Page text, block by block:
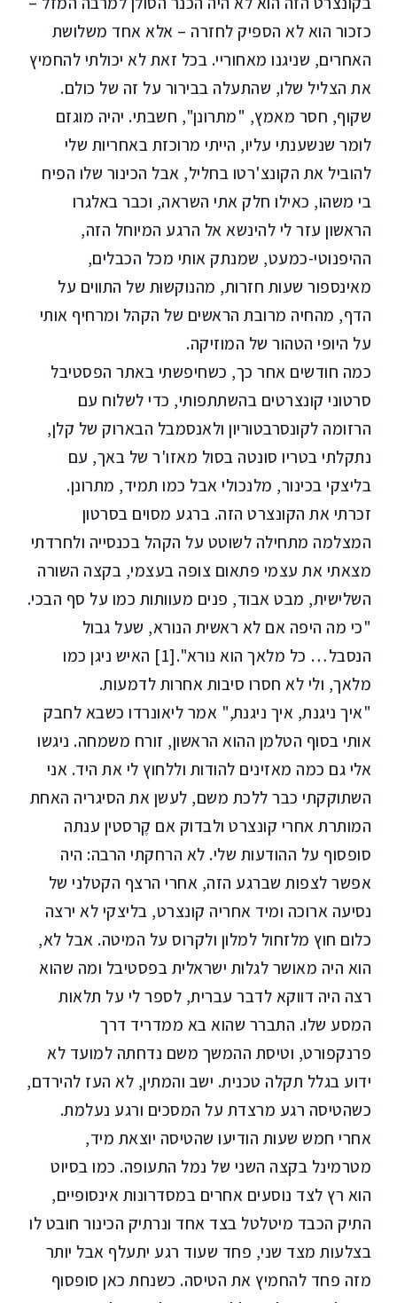
כזכור הוא לא הספיק לחזרה – אלא אחד משלושת
האחרים, שניגנו מאחוריי. בכל זאת לא יכולתי להחמיץ
את הצליל שלו, שהתעלה בבירור על זה של כולם.
שקוף, חסר מאמץ, "מתרונן", חשבתי. יהיה מוגזם
לומר שנשענתי עליו, הייתי מרוכזת באחריות שלי
להוביל את הקונצ'רטו בחליל, אבל הכינור שלו הפיח
בי משהו, כאילו חלק אתי השראה, וכבר באלגרו
הראשון עזר לי להינשא אל הרגע המיוחל הזה,
ההיפנוטי-כמעט, שמנתק אותי מכל הכבלים,
מאינספור שעות חזרות, מהנוקשוּת של התווים על
הדף, מהחיה מרובת הראשים של הקהל ומרחיף אותי
על היופי הטהור של המוזיקה.
כמה חודשים אחר כך, כשחיפשתי באתר הפסטיבל
סרטוני קונצרטים בהשתתפותי, כדי לשלוח עם
הרזומה לקונסרבטוריון ולאנסמבל הבארוק של קלן,
נתקלתי בטריו סונטה בסול מאזו'ר של באך, עם
בליצקי בכינור, מלנכולי אבל כמו תמיד, מתרונן.
זכרתי את הקונצרט הזה. ברגע מסוים בסרטון
המצלמה מתחילה לשוטט על הקהל בכנסייה ולחרדתי
מצאתי את עצמי פתאום צופה בעצמי, בקצה השורה
השלישית, מבט אבוד, פנים מעוותות כמו על סף הבכי.
"כי מה היפה אם לא ראשית הנורא, שעל גבול
הנסבל… כל מלאך הוא נורא".[1] האיש ניגן כמו
מלאך, ולי לא חסרו סיבות אחרות לדמעות.
"איך ניגנת, איך ניגנת," אמר ליאונרדו כשבא לחבק
אותי בסוף הטלמן ההוא הראשון, זורח משמחה. ניגשו
אלי גם כמה מאזינים להודות וללחוץ לי את היד. אני
השתוקקתי כבר ללכת משם, לעשן את הסיגריה האחת
המותרת אחרי קונצרט ולבדוק אם קֶרסטין ענתה
סופסוף על ההודעות שלי. לא הרחקתי הרבה: היה
אפשר לצפות שברגע הזה, אחרי הרצף הקטלני של
נסיעה ארוכה ומיד אחריה קונצרט, בליצקי לא ירצה
כלום חוץ מלזחול למלון ולקרוס על המיטה. אבל לא,
הוא היה מאושר לגלות ישראלית בפסטיבל ומה שהוא
רצה היה דווקא לדבר עברית, לספר לי על תלאות
המסע שלו. התברר שהוא בא ממדריד דרך
פרנקפורט, וטיסת ההמשך משם נדחתה למועד לא
ידוע בגלל תקלה טכנית. ישב והמתין, לא העז להירדם,
כשהטיסה רגע מרצדת על המסכים ורגע נעלמת.
אחרי חמש שעות הודיעו שהטיסה יוצאת מיד,
מטרמינל בקצה השני של נמל התעופה. כמו בסיוט
הוא רץ לצד נוסעים אחרים במסדרונות אינסופיים,
התיק הכבד מיטלטל בצד אחד ונרתיק הכינור חובט לו
בצלעות מצד שני, פחד שעוד רגע יתעלף אבל יותר
מזה פחד להחמיץ את הטיסה. כשנחת כאן סופסוף